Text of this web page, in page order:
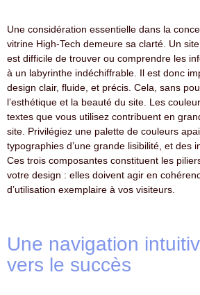
Une considération essentielle dans la
vitrine High-Tech demeure sa clarté. Un
est difficile de trouver ou comprendre les
à un labyrinthe indéchiffrable. Il est donc
design clair, fluide, et précis. Cela, sans
l’esthétique et la beauté du site. Les
textes que vous utilisez contribuent en
site. Privilégiez une palette de couleurs
typographies d’une grande lisibilité, et des
Ces trois composantes constituent les
votre design : elles doivent agir en
d’utilisation exemplaire à vos visiteurs.
Une navigation
vers le succès